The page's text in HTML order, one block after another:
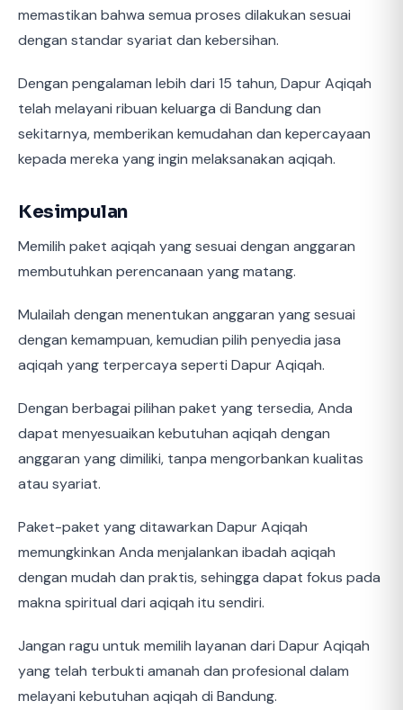
memastikan bahwa semua proses dilakukan sesuai
dengan standar syariat dan kebersihan.
Dengan pengalaman lebih dari 15 tahun, Dapur Aqiqah
telah melayani ribuan keluarga di Bandung dan
sekitarnya, memberikan kemudahan dan kepercayaan
kepada mereka yang ingin melaksanakan aqiqah.
Kesimpulan
Memilih paket aqiqah yang sesuai dengan anggaran
membutuhkan perencanaan yang matang.
Mulailah dengan menentukan anggaran yang sesuai
dengan kemampuan, kemudian pilih penyedia jasa
aqiqah yang terpercaya seperti Dapur Aqiqah.
Dengan berbagai pilihan paket yang tersedia, Anda
dapat menyesuaikan kebutuhan aqiqah dengan
anggaran yang dimiliki, tanpa mengorbankan kualitas
atau syariat.
Paket-paket yang ditawarkan Dapur Aqiqah
memungkinkan Anda menjalankan ibadah aqiqah
dengan mudah dan praktis, sehingga dapat fokus pada
makna spiritual dari aqiqah itu sendiri.
Jangan ragu untuk memilih layanan dari Dapur Aqiqah
yang telah terbukti amanah dan profesional dalam
melayani kebutuhan aqiqah di Bandung.